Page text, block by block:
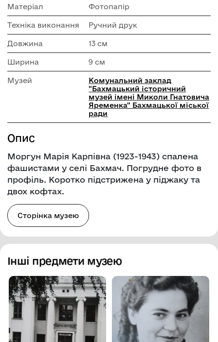
Матеріал Фотопапір
Техніка виконання Ручний друк
Довжина 13 см
Ширина 9 см
Музей
Комунальний заклад
"Бахмацький історичний
музей імені Миколи Гнатовича
Яременка" Бахмацької міської
ради
Опис
Моргун Марія Карпівна (1923-1943) спалена
фашистами у селі Бахмач. Погрудне фото в
профіль. Коротко підстрижена у піджаку та
двох кофтах.
Сторінка музею
Інші предмети музею